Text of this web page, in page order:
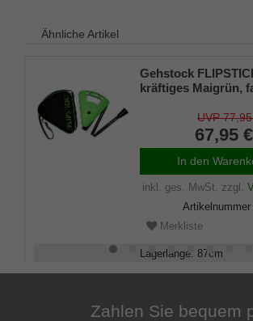
Ähnliche Artikel
Gehstock
kräftiges Maigrün,
Klappsitz/
Gummipuffer und
Nylontasche.
UVP
67,95
In den
inkl. ges. MwSt. zzgl.
Artikelnummer
Merkliste
Lagerlänge: 87cm
Zahlen Sie bequem